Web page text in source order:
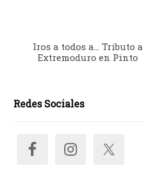
Iros a todos a… Tributo a
Extremoduro en Pinto
Redes Sociales